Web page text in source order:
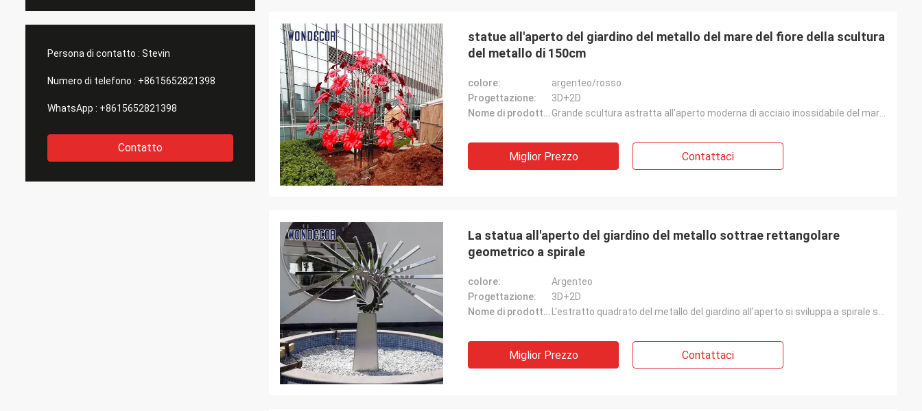
Persona di contatto : Stevin
Numero di telefono : +8615652821398
WhatsApp : +8615652821398
Contatto
statue all'aperto del giardino del metallo del mare del fiore della scultura
del metallo di 150cm
colore:
argenteo/rosso
Progettazione:
3D+2D
Nome di prodotto:
Miglior Prezzo Contattaci
La statua all'aperto del giardino del metallo sottrae rettangolare
geometrico a spirale
colore:
Argenteo
Progettazione:
3D+2D
Nome di prodotto:
Miglior Prezzo Contattaci